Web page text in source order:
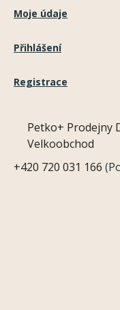
Moje údaje
Přihlášení
Registrace
Petko+ Prodejny
Velkoobchod
+420 720 031 166